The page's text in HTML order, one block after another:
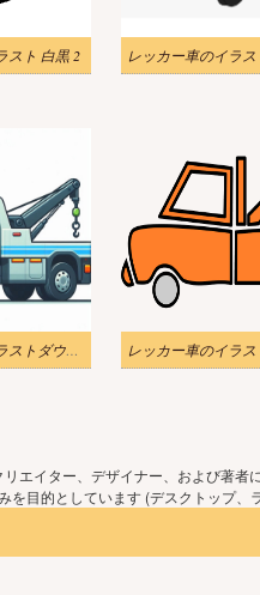
スト 白黒 2
レッカー車のイラストダウンロード 2
エイター、デザイナー、および著
目的としています (デスクトップ